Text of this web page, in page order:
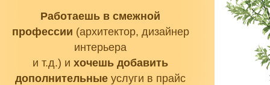
Работаешь в смежной
профессии (архитектор, дизайнер
интерьера
и т.д.) и хочешь добавить
дополнительные услуги в прайс